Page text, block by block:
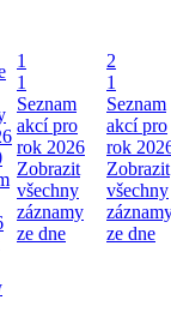
1
1
Seznam
akcí pro
rok 2026
Zobrazit
všechny
záznamy
ze dne
2
1
Seznam
akcí pro
rok
Zobrazit
všechny
ze dne